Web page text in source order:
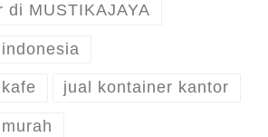
di MUSTIKAJAYA
jual kontainer kantor